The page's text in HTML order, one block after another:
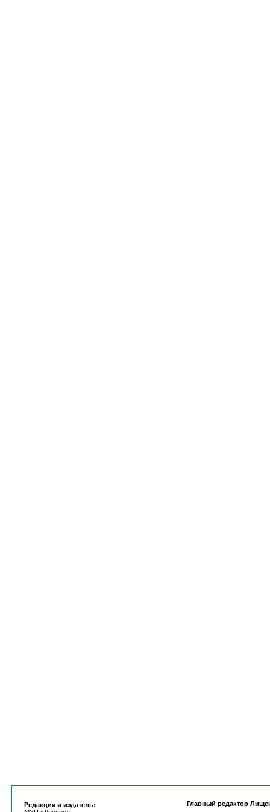
Редакция и издатель:
Главный редактор